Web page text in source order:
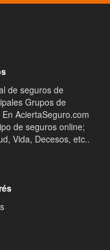
de seguros de
Grupos de
AciertaSeguro.com
de seguros online;
Vida, Decesos, etc..